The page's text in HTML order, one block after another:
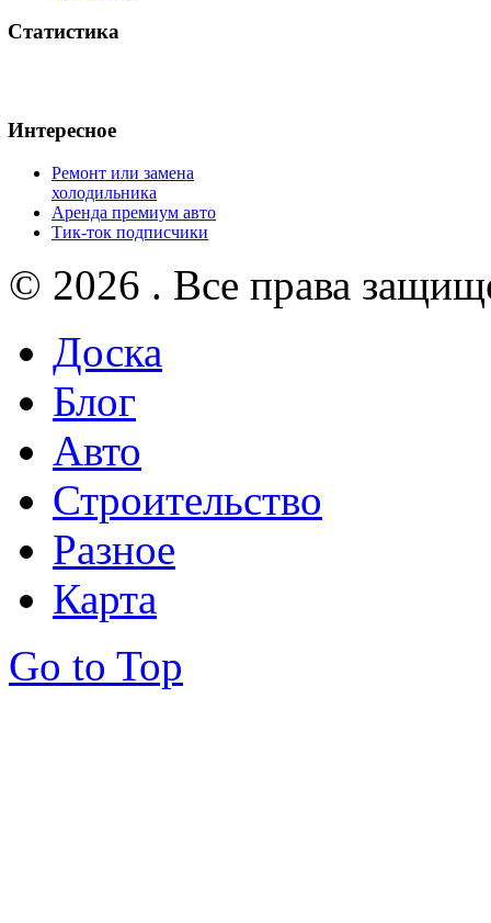
Статистика
Интересное
Ремонт или замена
холодильника
Аренда премиум авто
Тик-ток подписчики
© 2026 . Все права
Доска
Блог
Авто
Строительство
Разное
Карта
Go to Top